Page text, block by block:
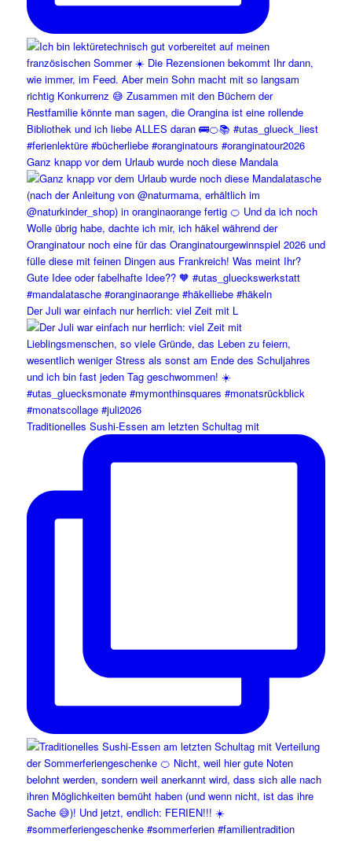
Ganz knapp vor dem Urlaub wurde noch diese Mandala
Der Juli war einfach nur herrlich: viel Zeit mit L
Traditionelles Sushi-Essen am letzten Schultag mit